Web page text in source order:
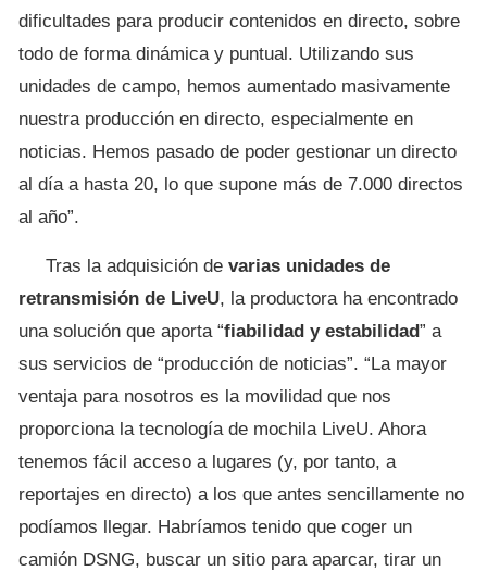
dificultades para producir contenidos en directo, sobre
todo de forma dinámica y puntual. Utilizando sus
unidades de campo, hemos aumentado masivamente
nuestra producción en directo, especialmente en
noticias. Hemos pasado de poder gestionar un directo
al día a hasta 20, lo que supone más de 7.000 directos
al año”.
Tras la adquisición de varias unidades de
retransmisión de LiveU, la productora ha encontrado
una solución que aporta “fiabilidad y estabilidad” a
sus servicios de “producción de noticias”. “La mayor
ventaja para nosotros es la movilidad que nos
proporciona la tecnología de mochila LiveU. Ahora
tenemos fácil acceso a lugares (y, por tanto, a
reportajes en directo) a los que antes sencillamente no
podíamos llegar. Habríamos tenido que coger un
camión DSNG, buscar un sitio para aparcar, tirar un